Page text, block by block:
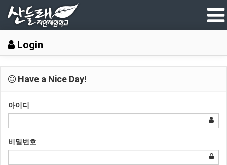
Login
Have a Nice Day!
아이디
비밀번호